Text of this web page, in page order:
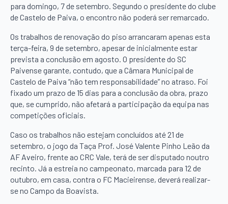
para domingo, 7 de setembro. Segundo o presidente do clube
de Castelo de Paiva, o encontro não poderá ser remarcado.
Os trabalhos de renovação do piso arrancaram apenas esta
terça-feira, 9 de setembro, apesar de inicialmente estar
prevista a conclusão em agosto. O presidente do SC
Paivense garante, contudo, que a Câmara Municipal de
Castelo de Paiva “não tem responsabilidade” no atraso. Foi
fixado um prazo de 15 dias para a conclusão da obra, prazo
que, se cumprido, não afetará a participação da equipa nas
competições oficiais.
Caso os trabalhos não estejam concluídos até 21 de
setembro, o jogo da Taça Prof. José Valente Pinho Leão da
AF Aveiro, frente ao CRC Vale, terá de ser disputado noutro
recinto. Já a estreia no campeonato, marcada para 12 de
outubro, em casa, contra o FC Macieirense, deverá realizar-
se no Campo da Boavista.